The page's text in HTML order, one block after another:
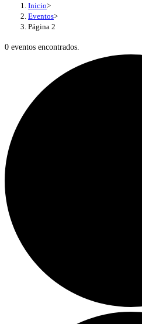
Inicio>
Eventos>
Página 2
0 eventos encontrados.